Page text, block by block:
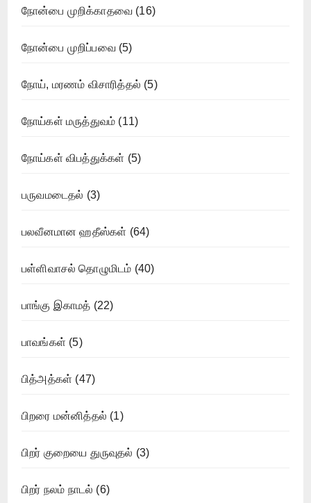
நோன்பை முறிக்காதவை (16)
நோன்பை முறிப்பவை(5)
நோய், மரணம் விசாரித்தல் (5)
நோய்கள் மருத்துவம் (11)
நோய்கள் விபத்துக்கள் (5)
பருவமடைதல் (3)
பலவீனமான ஹதீஸ்கள் (64)
பள்ளிவாசல் தொழுமிடம் (40)
பாங்கு இகாமத் (22)
பாவங்கள் (5)
பித்அத்கள் (47)
பிறரை மன்னித்தல் (1)
பிறர் குறையை துருவுதல் (3)
பிறர் நலம் நாடல் (6)